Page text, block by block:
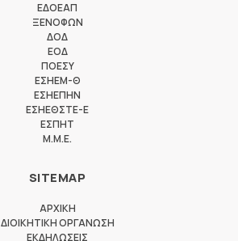
ΕΔΟΕΑΠ
ΞΕΝΟΦΩΝ
ΔΟΔ
ΕΟΔ
ΠΟΕΣΥ
ΕΣΗΕΜ-Θ
ΕΣΗΕΠΗΝ
ΕΣΗΕΘΣΤΕ-Ε
ΕΣΠΗΤ
M.M.E.
SITEMAP
ΑΡΧΙΚΗ
ΔΙΟΙΚΗΤΙΚΗ ΟΡΓΑΝΩΣΗ
ΕΚΔΗΛΩΣΕΙΣ